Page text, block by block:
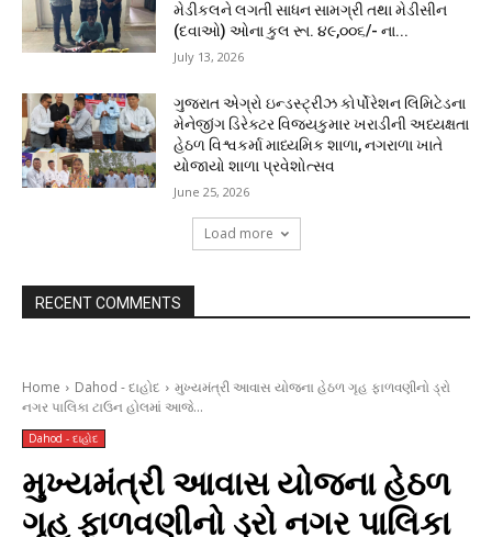
મેડીકલને લગતી સાધન સામગ્રી તથા મેડીસીન
(દવાઓ) ઓના કુલ રૂા. ૪૯,૦૦૬/- ના...
July 13, 2026
ગુજરાત એગ્રો ઇન્ડસ્ટ્રીઝ કોર્પોરેશન લિમિટેડના
મેનેજીંગ ડિરેક્ટર વિજયકુમાર ખરાડીની અધ્યક્ષતા
હેઠળ વિશ્વકર્મા માધ્યમિક શાળા, નગરાળા ખાતે
યોજાયો શાળા પ્રવેશોત્સવ
June 25, 2026
Load more
RECENT COMMENTS